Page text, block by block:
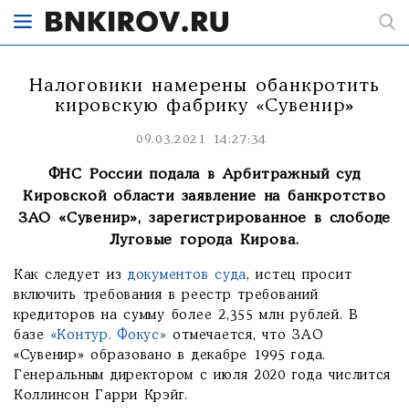
Налоговики намерены обанкротить
кировскую фабрику «Сувенир»
09.03.2021 14:27:34
ФНС России подала в Арбитражный суд
Кировской области заявление на банкротство
ЗАО «Сувенир», зарегистрированное в слободе
Луговые города Кирова.
Как следует издокументов суда, истец просит
включить требования в реестр требований
кредиторов на сумму более 2,355 млн рублей. В
базе «Контур. Фокус» отмечается, что ЗАО
«Сувенир» образовано в декабре 1995 года.
Генеральным директором с июля 2020 года числится
Коллинсон Гарри Крэйг.